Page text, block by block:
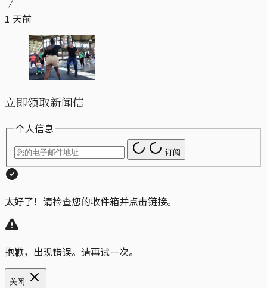
1 天前
立即领取新闻信
个人信息
订阅
太好了！请检查您的收件箱并点击链接。
抱歉，出现错误。请再试一次。
关闭